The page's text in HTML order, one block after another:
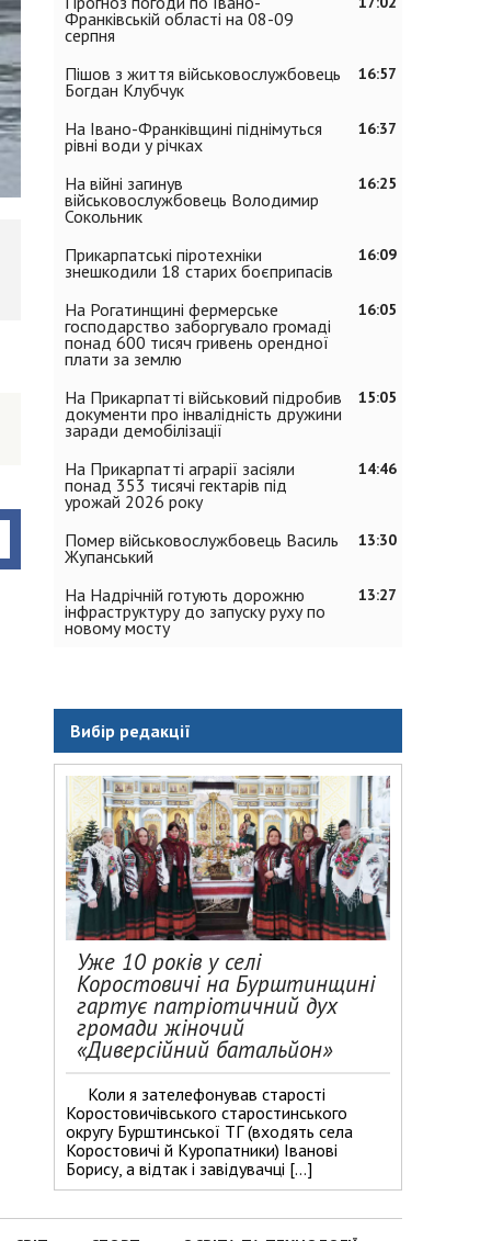
Франківській області на 08-09
серпня
16:57
Пішов з життя військовослужбовець
Богдан Клубчук
16:37
На Івано-Франківщині піднімуться
рівні води у річках
16:25
На війні загинув
військовослужбовець Володимир
Сокольник
16:09
Прикарпатські піротехніки
знешкодили 18 старих боєприпасів
16:05
На Рогатинщині фермерське
господарство заборгувало громаді
понад 600 тисяч гривень орендної
плати за землю
15:05
На Прикарпатті військовий підробив
документи про інвалідність дружини
заради демобілізації
14:46
На Прикарпатті аграрії засіяли
понад 353 тисячі гектарів під
урожай 2026 року
13:30
Помер військовослужбовець Василь
Жупанський
13:27
На Надрічній готують дорожню
інфраструктуру до запуску руху по
новому мосту
Вибір редакції
Уже 10 років у селі
Коростовичі на Бурштинщині
гартує патріотичний дух
громади жіночий
«Диверсійний батальйон»
Коли я зателефонував старості
Коростовичівського старостинського
округу Бурштинської ТГ (входять села
Коростовичі й Куропатники) Іванові
Борису, а відтак і завідувачці […]